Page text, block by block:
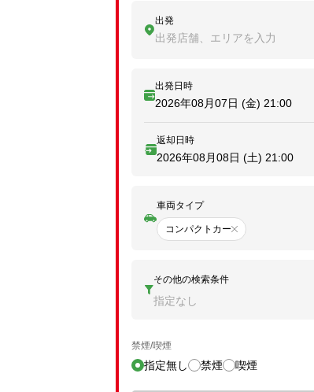
出発
出発店舗、エリアを入力
出発日時
2026年08月07日 (金) 21:00
返却日時
2026年08月08日 (土) 21:00
車両タイプ
コンパクトカー
その他の検索条件
指定なし
禁煙/喫煙
指定無し 禁煙 喫煙